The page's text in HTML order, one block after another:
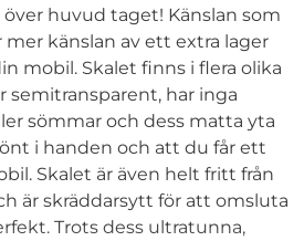
huvud taget! Känslan som
känslan av ett extra lager
mobil. Skalet finns i flera olika
semitransparent, har inga
sömmar och dess matta yta
i handen och att du får ett
Skalet är även helt fritt från
är skräddarsytt för att omsluta
Trots dess ultratunna,